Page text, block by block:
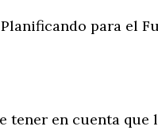
para el
tener en cuenta que